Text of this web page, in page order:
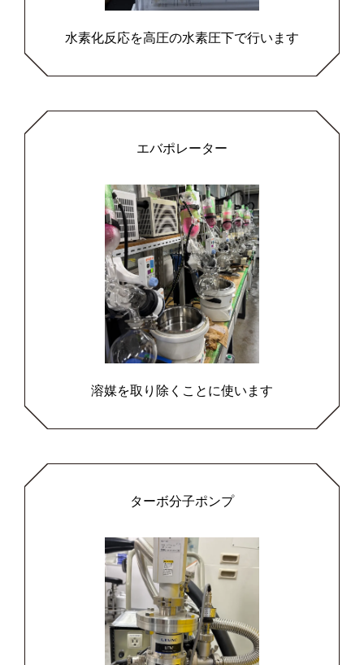
水素化反応を高圧の水素圧下で行います
エバポレーター
溶媒を取り除くことに使います
ターボ分子ポンプ